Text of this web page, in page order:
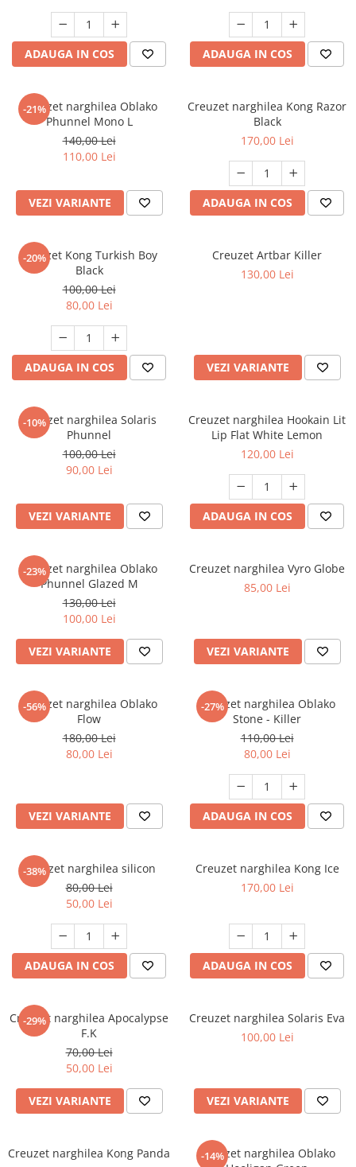
ADAUGA IN COS ADAUGA IN COS
-21%
Creuzet narghilea Oblako
Phunnel Mono L
140,00 Lei
110,00 Lei
VEZI VARIANTE
Creuzet narghilea Kong Razor
Black
170,00 Lei
ADAUGA IN COS
-20%
Creuzet Kong Turkish Boy
Black
100,00 Lei
80,00 Lei
ADAUGA IN COS
Creuzet Artbar Killer
130,00 Lei
VEZI VARIANTE
-10%
Creuzet narghilea Solaris
Phunnel
100,00 Lei
90,00 Lei
VEZI VARIANTE
Creuzet narghilea Hookain Lit
Lip Flat White Lemon
120,00 Lei
ADAUGA IN COS
-23%
Creuzet narghilea Oblako
Phunnel Glazed M
130,00 Lei
100,00 Lei
VEZI VARIANTE
Creuzet narghilea Vyro Globe
85,00 Lei
VEZI VARIANTE
-56%
Creuzet narghilea Oblako
Flow
180,00 Lei
80,00 Lei
VEZI VARIANTE
-27%
Creuzet narghilea Oblako
Stone - Killer
110,00 Lei
80,00 Lei
ADAUGA IN COS
-38%
Creuzet narghilea silicon
80,00 Lei
50,00 Lei
ADAUGA IN COS
Creuzet narghilea Kong Ice
170,00 Lei
ADAUGA IN COS
-29%
Creuzet narghilea Apocalypse
F.K
70,00 Lei
50,00 Lei
VEZI VARIANTE
Creuzet narghilea Solaris Eva
100,00 Lei
VEZI VARIANTE
Creuzet narghilea Kong Panda
-14%
Creuzet narghilea Oblako